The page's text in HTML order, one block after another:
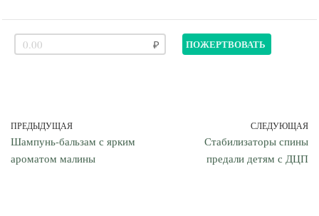
ПОЖЕРТВОВАТЬ
ПРЕДЫДУЩАЯ
Шампунь-бальзам с ярким
ароматом малины
СЛЕДУЮЩАЯ
Стабилизаторы спины
предали детям с ДЦП